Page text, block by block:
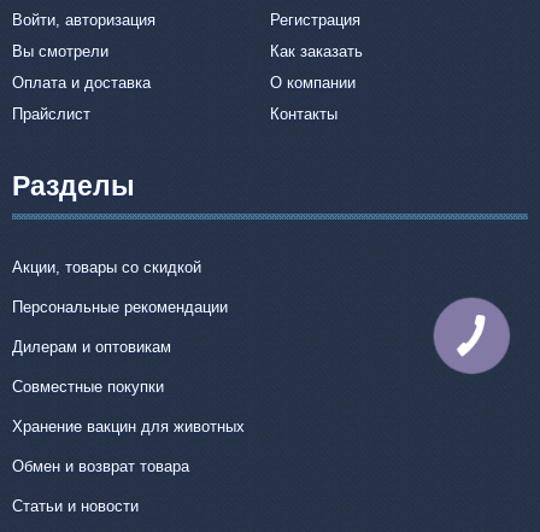
Войти, авторизация
Регистрация
Вы смотрели
Как заказать
Оплата и доставка
О компании
Прайслист
Контакты
Разделы
Акции, товары со скидкой
Персональные рекомендации
Дилерам и оптовикам
Совместные покупки
Хранение вакцин для животных
Обмен и возврат товара
Статьи и новости
КНОПКА
СВЯЗИ